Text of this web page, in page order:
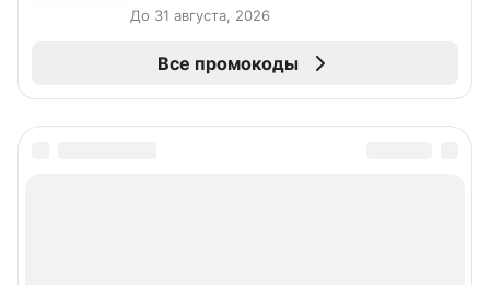
До 31 августа, 2026
Все промокоды